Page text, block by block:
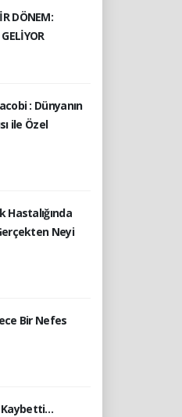
DÖNEM:
: Dünyanın
ile Özel
Hastalığında
Neyi
Bir Nefes
Kaybetti…